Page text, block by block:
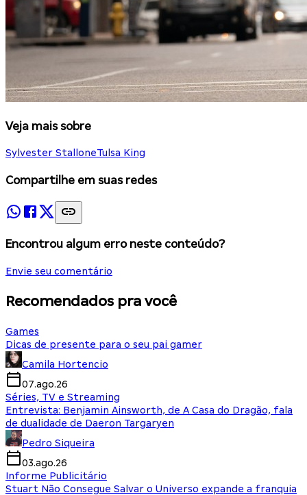
Veja mais sobre
Sylvester StalloneTulsa King
Compartilhe em suas redes
Encontrou algum erro neste conteúdo?
Envie seu comentário
Recomendados pra você
Games
Dicas de presente para o seu pai gamer
Camila Hortencio
07.ago.26
Séries, TV e Streaming
Entrevista: Benjamin Ainsworth, de A Casa do Dragão, fala
de dualidade de Daeron Targaryen
Pedro Siqueira
03.ago.26
Informe Publicitário
Stuart Não Consegue Salvar o Universo expande a franquia